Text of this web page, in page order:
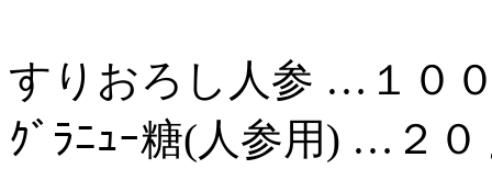
すりおろし人参 …１０
ｸﾞﾗﾆｭｰ糖(人参用) …２０